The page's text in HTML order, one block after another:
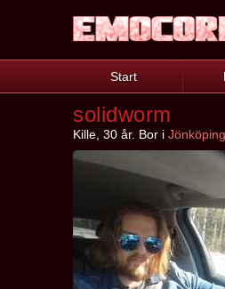
Start
solidworm
Kille, 30 år. Bor i Jönköping